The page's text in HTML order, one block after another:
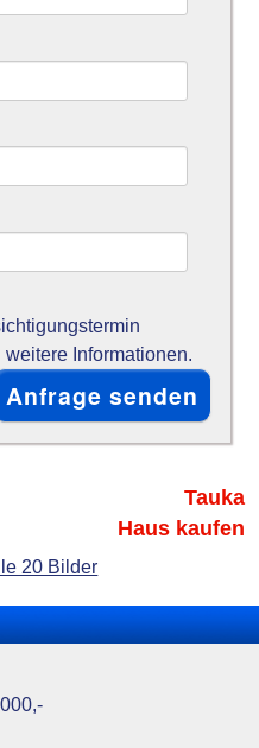
Informationen.
Tauka
Haus kaufen
20 Bilder